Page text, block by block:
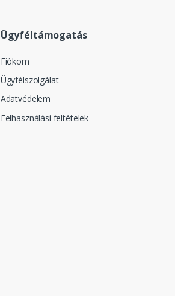
Ügyféltámogatás
Fiókom
Ügyfélszolgálat
Adatvédelem
Felhasználási feltételek